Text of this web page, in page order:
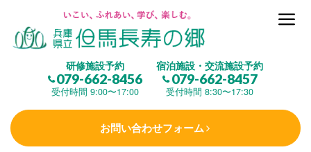
研修施設予約
079-662-8456
受付時間 9:00〜17:00
宿泊施設・交流施設予約
079-662-8457
受付時間 8:30〜17:30
お問い合わせフォーム
但馬長寿の郷とは
(研修施設)
楽しむ